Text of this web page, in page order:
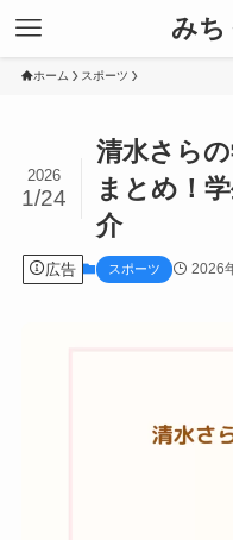
みち
ホーム スポーツ
清水さら
まとめ！
介
2026
1/24
広告 スポーツ 2026